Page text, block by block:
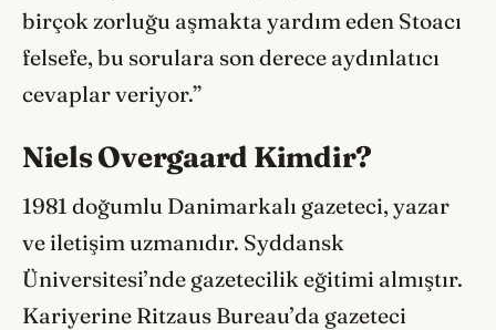
birçok zorluğu aşmakta yardım eden Stoacı
felsefe, bu sorulara son derece aydınlatıcı
cevaplar veriyor.”
Niels Overgaard Kimdir?
1981 doğumlu Danimarkalı gazeteci, yazar
ve iletişim uzmanıdır. Syddansk
Üniversitesi’nde gazetecilik eğitimi almıştır.
Kariyerine Ritzaus Bureau’da gazeteci